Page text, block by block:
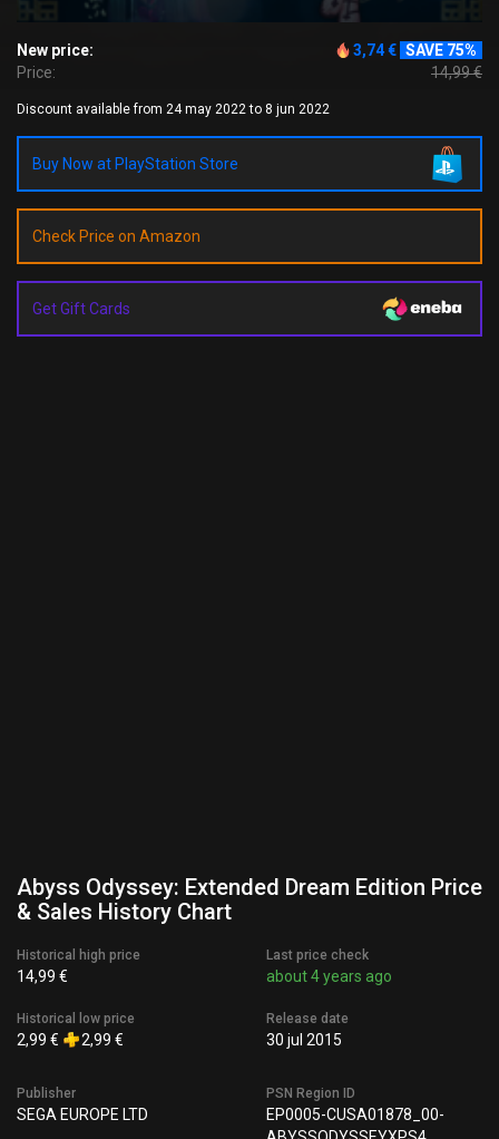
New price: 3,74 € SAVE 75%
Price:
14,99 €
Discount available from 24 may 2022 to 8 jun 2022
Buy Now at PlayStation Store
Check Price on Amazon
Get Gift Cards
Abyss Odyssey: Extended Dream Edition Price
& Sales History Chart
Historical high price
14,99 €
Historical low price
2,99 € 2,99 €
Last price check
about 4 years ago
Release date
30 jul 2015
Publisher
SEGA EUROPE LTD
PSN Region ID
EP0005-CUSA01878_00-